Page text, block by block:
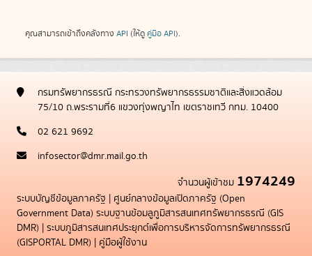
คุณสามารถเข้าถึงคลังทาง API (ให้ดู คู่มือ API).
กรมทรัพยากรธรณี กระทรวงทรัพยากรธรรมชาติและสิ่งแวดล้อม
75/10 ถ.พระรามที่6 แขวงทุ่งพญาไท เขตราชเทวี กทม. 10400
02 621 9692
infosector@dmr.mail.go.th
จำนวนผู้เข้าชม 1974249
ระบบบัญชีข้อมูลภาครัฐ | ศูนย์กลางข้อมูลเปิดภาครัฐ (Open
Government Data) ระบบฐานข้อมลูภูมิสารสนเทศทรัพยากรธรณี (GIS
DMR) | ระบบภูมิสารสนเทศประยุกต์เพื่อการบริหารจัดการทรัพยากรธรณี
(GISPORTAL DMR) | คู่มือผู้ใช้งาน